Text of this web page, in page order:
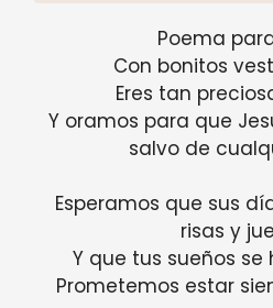
Poema
Con bonitos
Eres tan
Y oramos para que
salvo de
Esperamos que sus
risas y
Y que tus sueños
Prometemos estar